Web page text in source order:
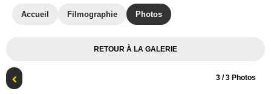
Accueil Filmographie Photos
RETOUR À LA GALERIE
3 / 3 Photos